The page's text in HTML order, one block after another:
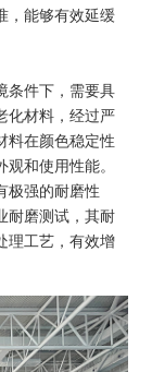
，能够有效延缓
条件下，需要具
化材料，经过严
料在颜色稳定性
和使用性能。
极强的耐磨性
耐磨测试，其耐
理工艺，有效增